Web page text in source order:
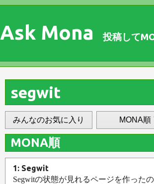
Ask Mona 投稿して
segwit
みんなのお気に入り MONA
MONA順
1: Segwit
Segwitの状態が見れるページを作った